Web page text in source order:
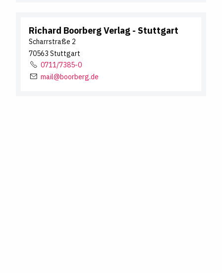
Richard Boorberg Verlag - Stuttgart
Scharrstraße 2
70563 Stuttgart
0711/7385-0
mail@boorberg.de